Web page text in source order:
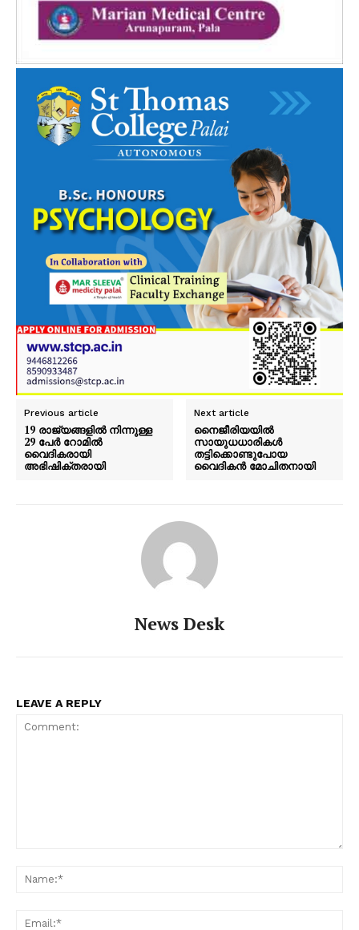
Previous article
19 രാജ്യങ്ങളിൽ നിന്നുള്ള
29 പേര്‍ റോമില്‍
വൈദികരായി
അഭിഷിക്തരായി
Next article
നൈജീരിയയില്‍
സായുധധാരികള്‍
തട്ടിക്കൊണ്ടുപോയ
വൈദികന്‍ മോചിതനായി
News Desk
LEAVE A REPLY